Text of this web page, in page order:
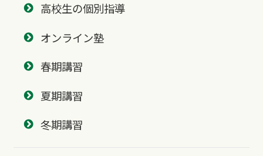
高校生の個別指導
オンライン塾
春期講習
夏期講習
冬期講習